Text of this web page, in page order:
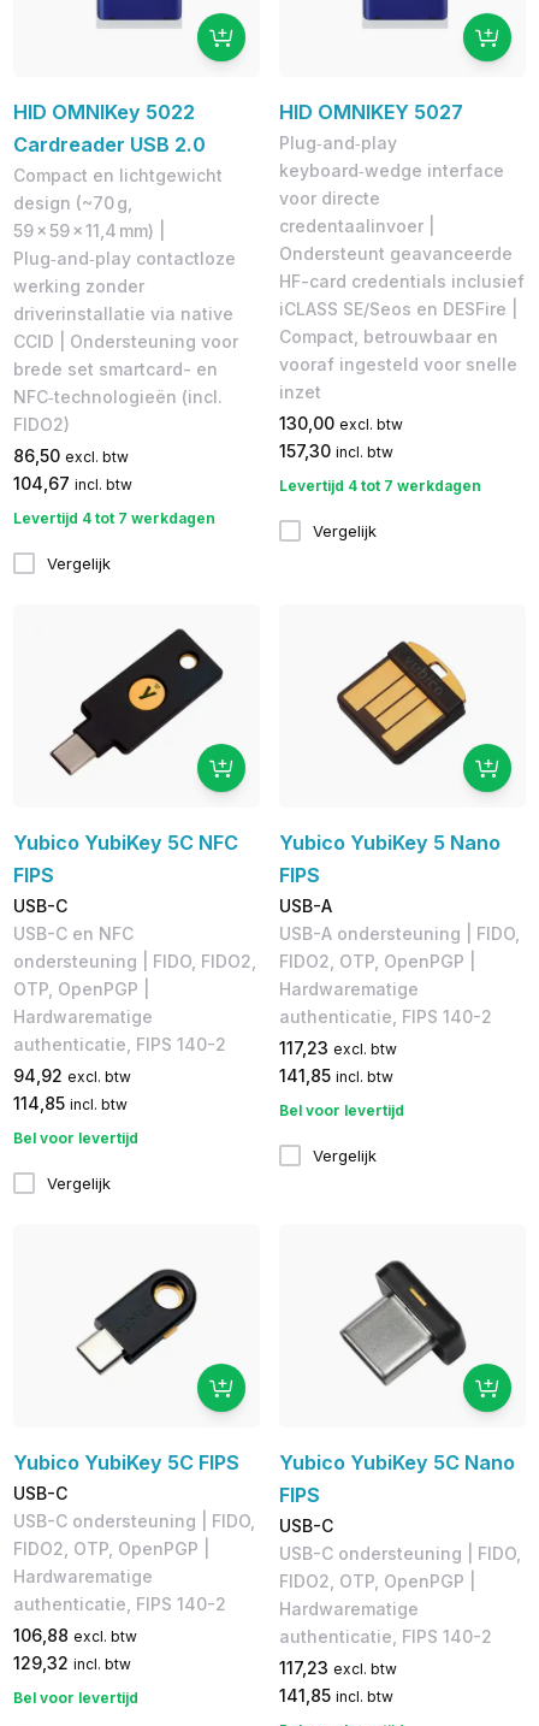
HID OMNIKey 5022
Cardreader USB 2.0
Compact en lichtgewicht
design (~70 g,
59 × 59 × 11,4 mm) |
Plug‑and‑play contactloze
werking zonder
driverinstallatie via native
CCID | Ondersteuning voor
brede set smartcard- en
NFC‑technologieën (incl.
FIDO2)
86,50 excl. btw
104,67 incl. btw
Levertijd 4 tot 7 werkdagen
Vergelijk
HID OMNIKEY 5027
Plug‑and‑play
keyboard‑wedge interface
voor directe
credentaalinvoer |
Ondersteunt geavanceerde
HF-card credentials inclusief
iCLASS SE/Seos en DESFire |
Compact, betrouwbaar en
vooraf ingesteld voor snelle
inzet
130,00 excl. btw
157,30 incl. btw
Levertijd 4 tot 7 werkdagen
Vergelijk
Yubico YubiKey 5C NFC
FIPS
USB-C
USB-C en NFC
ondersteuning | FIDO, FIDO2,
OTP, OpenPGP |
Hardwarematige
authenticatie, FIPS 140-2
94,92 excl. btw
114,85 incl. btw
Bel voor levertijd
Vergelijk
Yubico YubiKey 5 Nano
FIPS
USB-A
USB-A ondersteuning | FIDO,
FIDO2, OTP, OpenPGP |
Hardwarematige
authenticatie, FIPS 140-2
117,23 excl. btw
141,85 incl. btw
Bel voor levertijd
Vergelijk
Yubico YubiKey 5C FIPS
USB-C
USB-C ondersteuning | FIDO,
FIDO2, OTP, OpenPGP |
Hardwarematige
authenticatie, FIPS 140-2
106,88 excl. btw
129,32 incl. btw
Bel voor levertijd
Yubico YubiKey 5C Nano
FIPS
USB-C
USB-C ondersteuning | FIDO,
FIDO2, OTP, OpenPGP |
Hardwarematige
authenticatie, FIPS 140-2
117,23 excl. btw
141,85 incl. btw